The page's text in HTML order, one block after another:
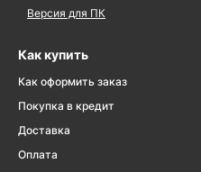
Версия для ПК
Как купить
Как оформить заказ
Покупка в кредит
Доставка
Оплата